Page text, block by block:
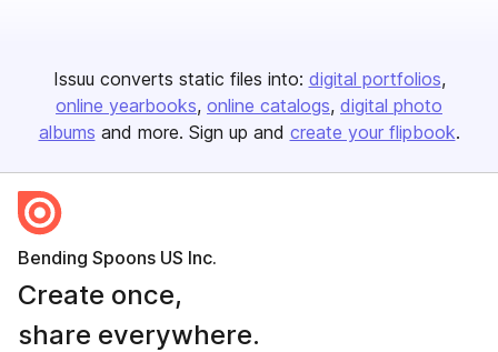
Issuu converts static files into: digital portfolios
online yearbooks online catalogs digital photo
albums and more. Sign up and create your flipbook.
Bending Spoons US Inc.
Create once,
share everywhere.